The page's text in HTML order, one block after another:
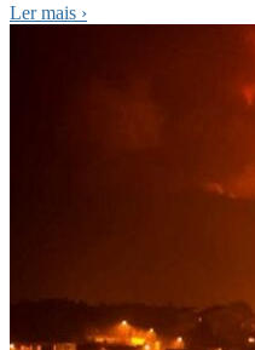
Ler mais ›